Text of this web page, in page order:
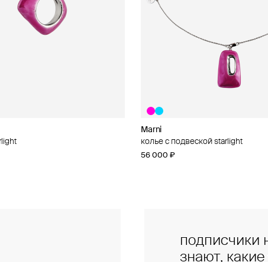
Marni
колье с подвеской starlight
56 000 ₽
Marni
брелок «шоппер» marni
46 000 ₽
подписчики
знают,